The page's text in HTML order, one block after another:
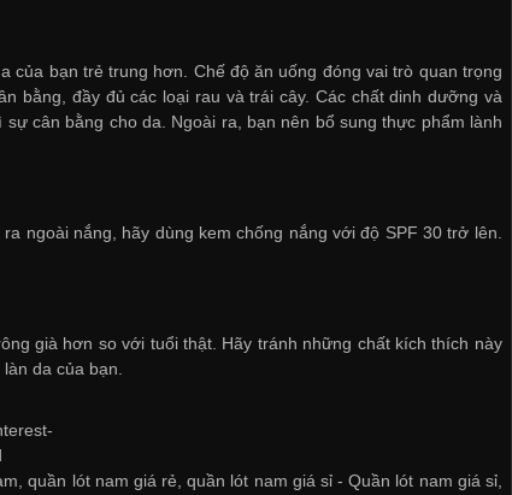
bạn trẻ trung hơn. Chế độ ăn uống đóng vai trò quan trọng
bằng, đầy đủ các loại rau và trái cây. Các chất dinh dưỡng và
cân bằng cho da. Ngoài ra, bạn nên bổ sung thực phẩm lành
ngoài nắng, hãy dùng kem chống nắng với độ SPF 30 trở lên.
già hơn so với tuổi thật. Hãy tránh những chất kích thích này
da của bạn.
quần lót nam giá rẻ, quần lót nam giá sỉ -Quần lót nam giá sỉ,